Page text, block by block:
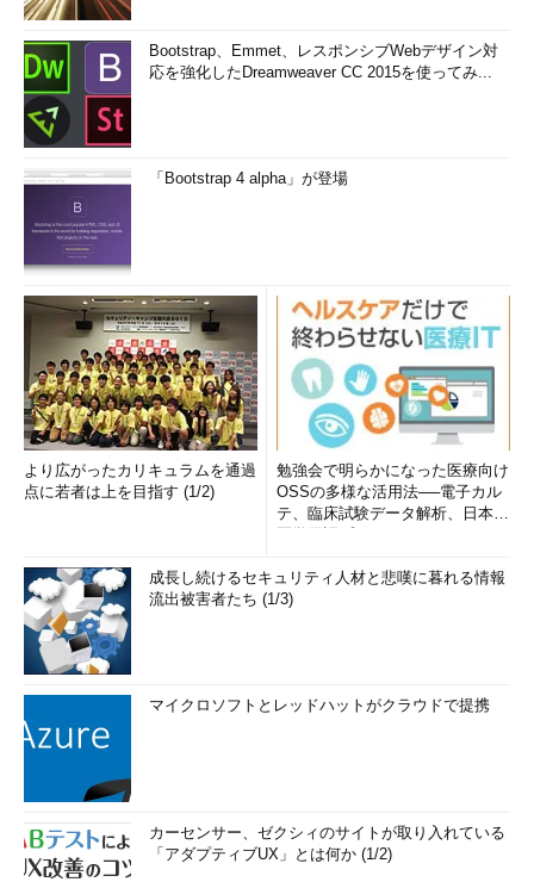
Bootstrap、Emmet、レスポンシブWebデザイン対
応を強化したDreamweaver CC 2015を使ってみ...
「Bootstrap 4 alpha」が登場
より広がったカリキュラムを通過
点に若者は上を目指す (1/2)
勉強会で明らかになった医療向け
OSSの多様な活用法──電子カル
テ、臨床試験データ解析、日本語
成長し続けるセキュリティ人材と悲嘆に暮れる情報
流出被害者たち (1/3)
マイクロソフトとレッドハットがクラウドで提携
カーセンサー、ゼクシィのサイトが取り入れている
「アダプティブUX」とは何か (1/2)